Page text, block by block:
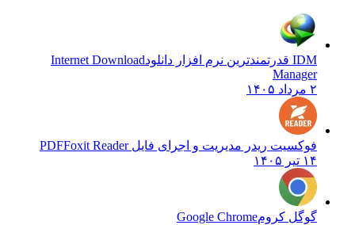
IDM قدرتمندترین نرم افزار دانلود
Internet Download
Manager
۲ مرداد ۱۴۰۵
فوکسیت ریدر مدیریت و اجرای فایل PDFFoxit Reader
۱۴ تیر ۱۴۰۵
گوگل کرومGoogle Chrome